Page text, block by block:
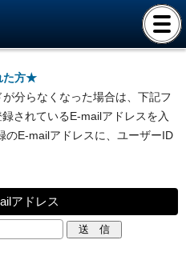
た方★
分らなくなった場合は、下記フ
されているE-mailアドレスを入
のE-mailアドレスに、ユーザーID
アドレス